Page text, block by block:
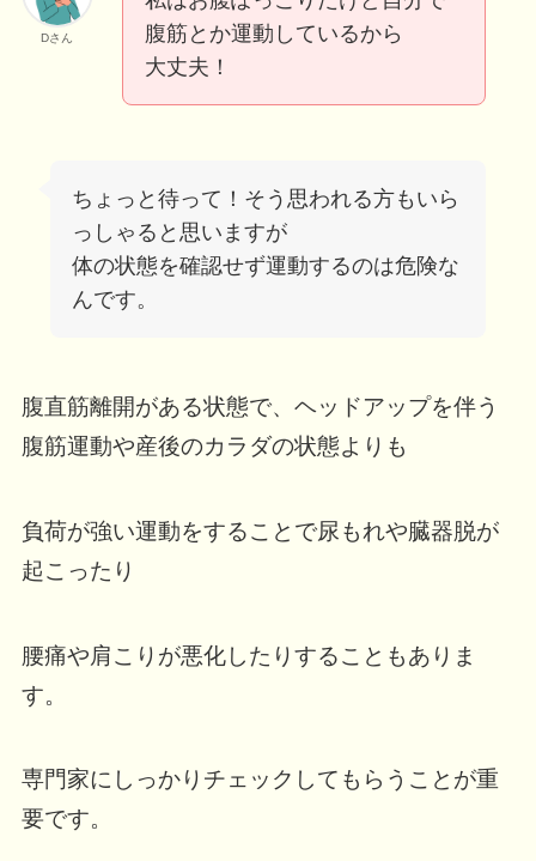
Dさん
腹筋とか運動しているから
大丈夫！
ちょっと待って！そう思われる方もいら
っしゃると思いますが
体の状態を確認せず運動するのは危険な
んです。
腹直筋離開がある状態で、ヘッドアップを伴う
腹筋運動や産後のカラダの状態よりも
負荷が強い運動をすることで尿もれや臓器脱が
起こったり
腰痛や肩こりが悪化したりすることもありま
す。
専門家にしっかりチェックしてもらうことが重
要です。